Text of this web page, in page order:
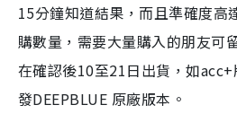
15分鐘知道結果，而且準確度高
購數量，需要大量購入的朋友可
在確認後10至21日出貨，如
發DEEPBLUE 原廠版本。